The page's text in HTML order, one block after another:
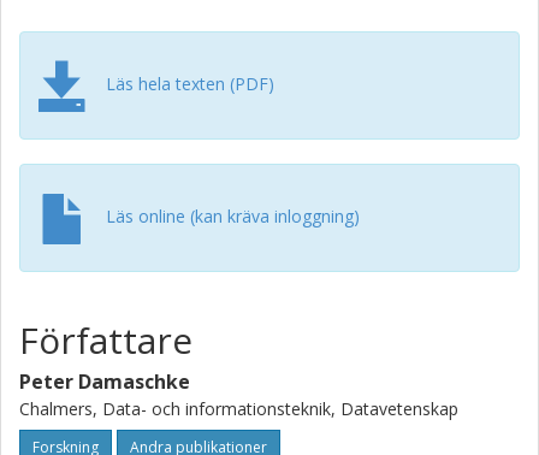
Läs hela texten (PDF)
Läs online (kan kräva inloggning)
Författare
Peter Damaschke
Chalmers, Data- och informationsteknik, Datavetenskap
Forskning Andra publikationer